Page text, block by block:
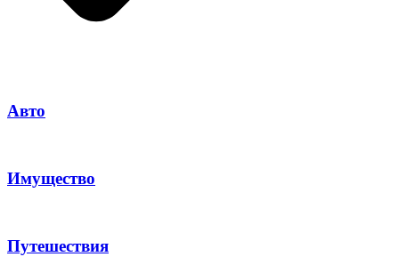
Авто
Имущество
Путешествия